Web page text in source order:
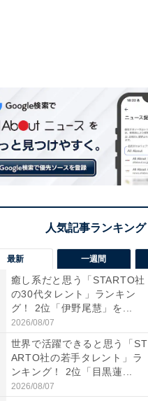
最新 一週間
癒し系だと思う「STARTO社
の30代タレント」ランキン
グ！ 2位「伊野尾慧」を...
2026/08/07
世界で活躍できると思う「ST
ARTO社の若手タレント」ラ
ンキング！ 2位「目黒蓮...
2026/08/07